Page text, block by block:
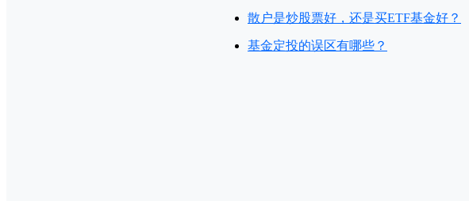
散户是炒股票好，还是买ETF基金好？
基金定投的误区有哪些？